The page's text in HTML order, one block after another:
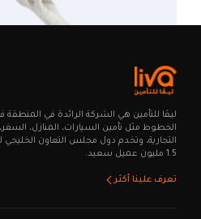
ليـڤا للتأمين هي الشركة الرائدة في المنطقة
الخطوط مثل تأمين السيارات، المنازل،
1.5 مليون عميل سعيد.
تعرف علينا أكثر